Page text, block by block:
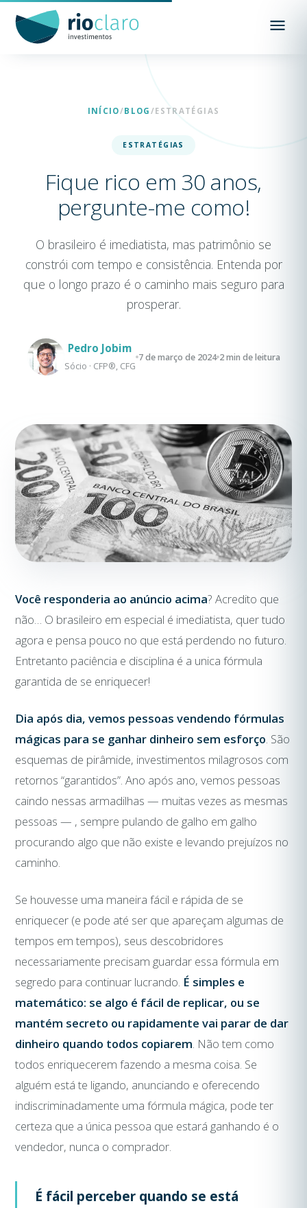
INÍCIO/BLOG /ESTRATÉGIAS
ESTRATÉGIAS
Fique rico em 30 anos,
pergunte-me como!
O brasileiro é imediatista, mas patrimônio se
constrói com tempo e consistência. Entenda por
que o longo prazo é o caminho mais seguro para
prosperar.
Pedro Jobim
Sócio · CFP®, CFG
7 de março de 2024 2 min de leitura
Você responderia ao anúncio acima? Acredito que
não… O brasileiro em especial é imediatista, quer tudo
agora e pensa pouco no que está perdendo no futuro.
Entretanto paciência e disciplina é a unica fórmula
garantida de se enriquecer!
Dia após dia, vemos pessoas vendendo fórmulas
mágicas para se ganhar dinheiro sem esforço . São
esquemas de pirâmide, investimentos milagrosos com
retornos “garantidos”. Ano após ano, vemos pessoas
caindo nessas armadilhas — muitas vezes as mesmas
pessoas — , sempre pulando de galho em galho
procurando algo que não existe e levando prejuízos no
caminho.
Se houvesse uma maneira fácil e rápida de se
enriquecer (e pode até ser que apareçam algumas de
tempos em tempos), seus descobridores
necessariamente precisam guardar essa fórmula em
segredo para continuar lucrando. É simples e
matemático: se algo é fácil de replicar, ou se
mantém secreto ou rapidamente vai parar de dar
dinheiro quando todos copiarem . Não tem como
todos enriquecerem fazendo a mesma coisa. Se
alguém está te ligando, anunciando e oferecendo
indiscriminadamente uma fórmula mágica, pode ter
certeza que a única pessoa que estará ganhando é o
vendedor, nunca o comprador.
É fácil perceber quando se está